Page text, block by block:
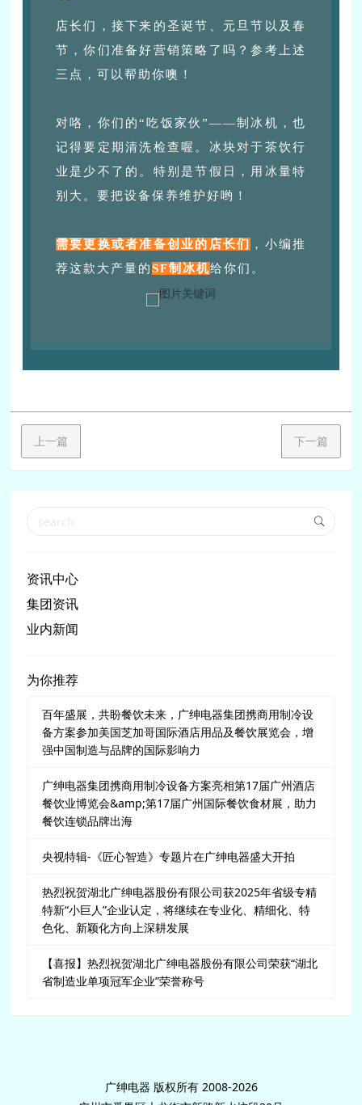
店长们，接下来的圣诞节、元旦节以及春
节，你们准备好营销策略了吗？参考上述
三点，可以帮助你噢！
对咯，你们的“吃饭家伙”——制冰机，也
记得要定期清洗检查喔。冰块对于茶饮行
业是少不了的。特别是节假日，用冰量特
别大。要把设备保养维护好哟！
需要更换或者准备创业的店长们
，小编推
荐这款大产量的SF制冰机给你们。
上一篇 下一篇
资讯中心
集团资讯
业内新闻
为你推荐
百年盛展，共盼餐饮未来，广绅电器集团携商用制冷设
备方案参加美国芝加哥国际酒店用品及餐饮展览会，增
强中国制造与品牌的国际影响力
广绅电器集团携商用制冷设备方案亮相第17届广州酒店
餐饮业博览会&amp;第17届广州国际餐饮食材展，助力
餐饮连锁品牌出海
央视特辑-《匠心智造》专题片在广绅电器盛大开拍
热烈祝贺湖北广绅电器股份有限公司获2025年省级专精
特新“小巨人”企业认定，将继续在专业化、精细化、特
色化、新颖化方向上深耕发展
【喜报】热烈祝贺湖北广绅电器股份有限公司荣获“湖北
省制造业单项冠军企业”荣誉称号
广绅电器 版权所有 2008-2026